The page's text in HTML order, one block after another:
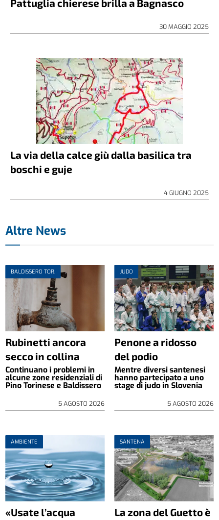
Pattuglia chierese brilla a Bagnasco
30 MAGGIO 2025
La via della calce giù dalla basilica tra
boschi e guje
4 GIUGNO 2025
Altre News
BALDISSERO TOR.
Rubinetti ancora
secco in collina
Continuano i problemi in
alcune zone residenziali di
Pino Torinese e Baldissero
5 AGOSTO 2026
JUDO
Penone a ridosso
del podio
Mentre diversi santenesi
hanno partecipato a uno
stage di judo in Slovenia
5 AGOSTO 2026
AMBIENTE
«Usate l’acqua
SANTENA
La zona del Guetto è